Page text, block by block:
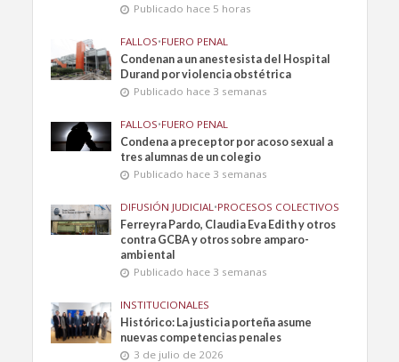
Publicado hace 5 horas
FALLOS•FUERO PENAL
Condenan a un anestesista del Hospital
Durand por violencia obstétrica
Publicado hace 3 semanas
FALLOS•FUERO PENAL
Condena a preceptor por acoso sexual a
tres alumnas de un colegio
Publicado hace 3 semanas
DIFUSIÓN JUDICIAL •PROCESOS COLECTIVOS
Ferreyra Pardo, Claudia Eva Edith y otros
contra GCBA y otros sobre amparo-
ambiental
Publicado hace 3 semanas
INSTITUCIONALES
Histórico: La justicia porteña asume
nuevas competencias penales
3 de julio de 2026